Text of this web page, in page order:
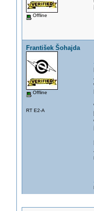
Offline
František Šohajda
Offline
RT E2-A